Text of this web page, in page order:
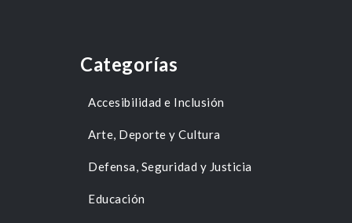
Categorías
Accesibilidad e Inclusión
Arte, Deporte y Cultura
Defensa, Seguridad y Justicia
Educación